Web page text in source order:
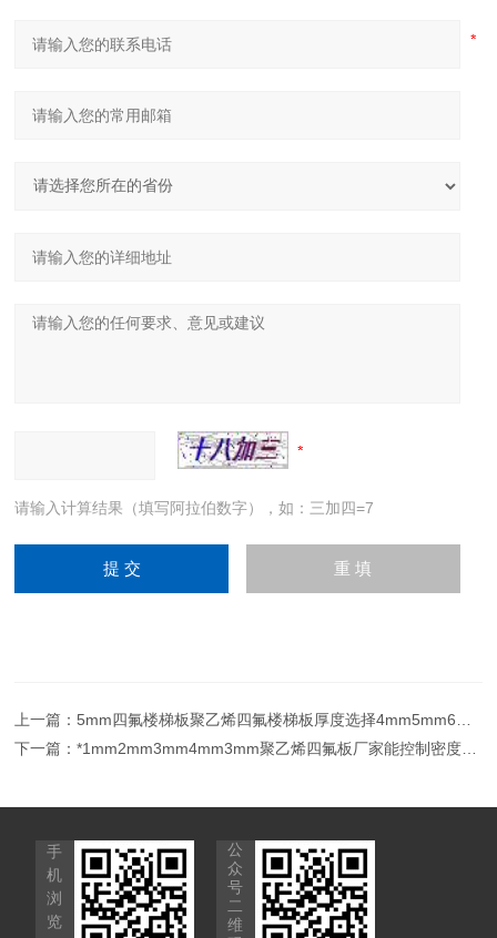
请输入计算结果（填写阿拉伯数字），如：三加四=7
上一篇：5mm四氟楼梯板聚乙烯四氟楼梯板厚度选择4mm5mm6mm
下一篇：*1mm2mm3mm4mm3mm聚乙烯四氟板厂家能控制密度吗？
手
机
浏
览
公
众
号
二
维